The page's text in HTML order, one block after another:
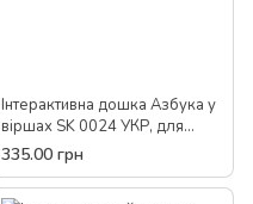
Інтерактивна дошка Азбука у
віршах SK 0024 УКР, для
малювання, 2 в 1, музична,
дитяча розвиваюча іграшка
Limo Toy
335.00 грн